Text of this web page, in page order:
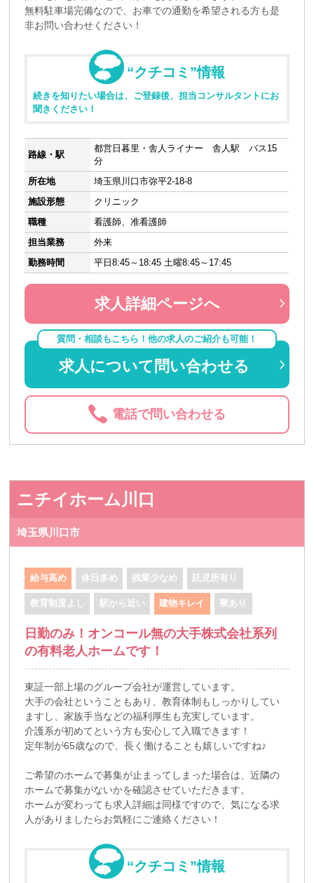
無料駐車場完備なので、お車での通勤を希望される方も是
非お問い合わせください！
“クチコミ”情報
続きを知りたい場合は、ご登録後、担当コンサルタントにお
聞きください！
路線・駅
都営日暮里・舎人ライナー 舎人駅 バス15
分
所在地
埼玉県川口市弥平2-18-8
施設形態
クリニック
職種
看護師、准看護師
担当業務
外来
勤務時間
平日8:45～18:45 土曜8:45～17:45
求人詳細ページへ
質問・相談もこちら！他の求人のご紹介も可能！
求人について問い合わせる
電話で問い合わせる
ニチイホーム川口
埼玉県川口市
給与高め 休日多め 残業少なめ 託児所有り
教育制度よし 駅から近い 建物キレイ 寮あり
日勤のみ！オンコール無の大手株式会社系列
の有料老人ホームです！
東証一部上場のグループ会社が運営しています。
大手の会社ということもあり、教育体制もしっかりしてい
ますし、家族手当などの福利厚生も充実しています。
介護系が初めてという方も安心して入職できます！
定年制が65歳なので、長く働けることも嬉しいですね♪
ご希望のホームで募集が止まってしまった場合は、近隣の
ホームで募集がないかを確認させていただきます。
ホームが変わっても求人詳細は同様ですので、気になる求
人がありましたらお気軽にご連絡ください！
“クチコミ”情報